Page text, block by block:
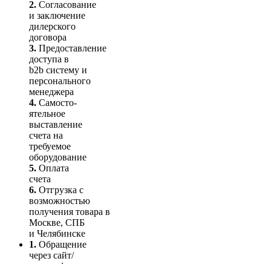
2. Согласование
и заключение
дилерского
договора
3. Пре­до­ста­вле­ние
доступа в
b2b систему и
персо­нального
мене­джера
4. Само­сто­-
ятель­ное
выставление
счета на
требуемое
оборудование
5. Оплата
счета
6. Отгрузка с
возможностью
получения товара в
Москве, СПБ
и Челябинске
1. Обращение
через сайт/